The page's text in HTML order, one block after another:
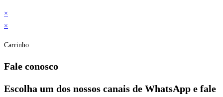
×
×
Carrinho
Fale conosco
Escolha um dos nossos canais de WhatsApp e fale